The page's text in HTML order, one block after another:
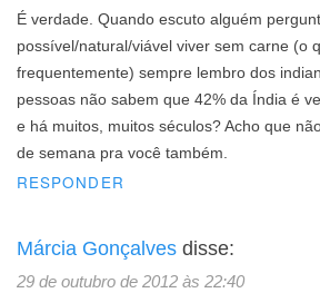
É verdade. Quando escuto alguém
possível/natural/viável viver sem carne (o
frequentemente) sempre lembro dos
pessoas não sabem que 42% da Índia é
e há muitos, muitos séculos? Acho que
de semana pra você também.
RESPONDER
Márcia Gonçalves disse:
29 de outubro de 2012 às 22:40